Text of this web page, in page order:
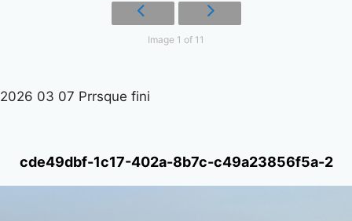
Image 1 of 11
2026 03 07 Prrsque fini
cde49dbf-1c17-402a-8b7c-c49a23856f5a-2